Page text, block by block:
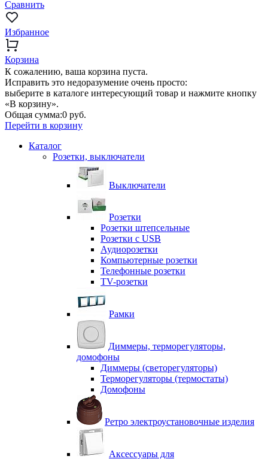
Сравнить
Избранное
Корзина
К сожалению, ваша корзина пуста.
Исправить это недоразумение очень просто:
выберите в каталоге интересующий товар и нажмите кнопку
«В корзину».
Общая сумма:0 руб.
Перейти в корзину
Каталог
Розетки, выключатели
Выключатели
Розетки
Розетки штепсельные
Розетки с USB
Аудиорозетки
Компьютерные розетки
Телефонные розетки
TV-розетки
Рамки
Диммеры, терморегуляторы,
домофоны
Диммеры (светорегуляторы)
Терморегуляторы (термостаты)
Домофоны
Ретро электроустановочные изделия
Аксессуары для